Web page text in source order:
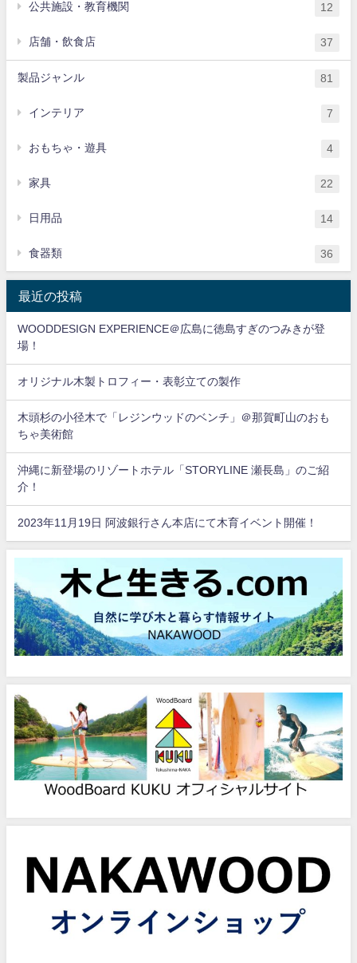
公共施設・教育機関 12
店舗・飲食店 37
製品ジャンル 81
インテリア 7
おもちゃ・遊具 4
家具 22
日用品 14
食器類 36
最近の投稿
WOODDESIGN EXPERIENCE＠広島に徳島すぎのつみきが登
場！
オリジナル木製トロフィー・表彰立ての製作
木頭杉の小径木で「レジンウッドのベンチ」＠那賀町山のおも
ちゃ美術館
沖縄に新登場のリゾートホテル「STORYLINE 瀬長島」のご紹
介！
2023年11月19日 阿波銀行さん本店にて木育イベント開催！